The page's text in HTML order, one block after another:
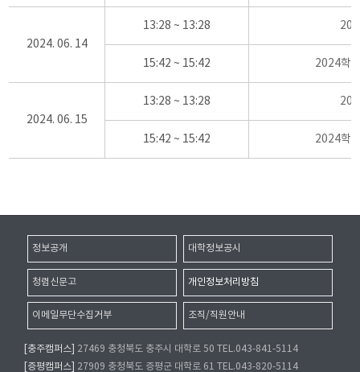
2024. 06. 14
13:28 ~ 13:28
15:42 ~ 15:42 2024학
2024. 06. 15
13:28 ~ 13:28
15:42 ~ 15:42 2024학
정보공개 대학정보공시
청렴신문고 개인정보처리방침
이메일무단수집거부 조직/직원안내
[충주캠퍼스]
27469 충청북도 충주시 대학로 50 TEL.043-841-5114
[증평캠퍼스]
27909 충청북도 증평군 대학로 61 TEL.043-820-5114